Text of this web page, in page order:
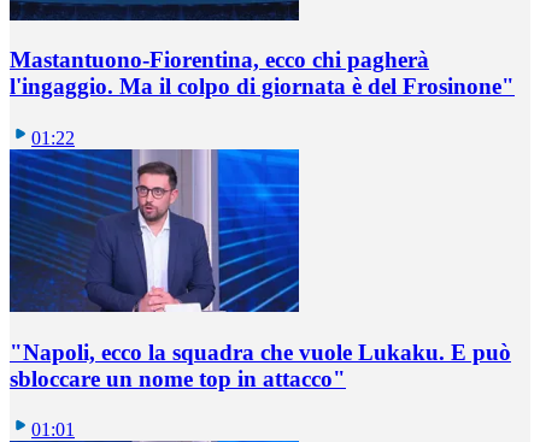
Mastantuono-Fiorentina, ecco chi pagherà
l'ingaggio. Ma il colpo di giornata è del Frosinone"
01:22
"Napoli, ecco la squadra che vuole Lukaku. E può
sbloccare un nome top in attacco"
01:01